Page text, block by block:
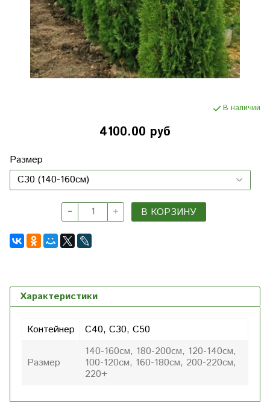
В наличии
4100.00 руб
Размер
В КОРЗИНУ
Характеристики
Контейнер С40, С30, С50
Размер
140-160см, 180-200см, 120-140см,
100-120см, 160-180см, 200-220см,
220+